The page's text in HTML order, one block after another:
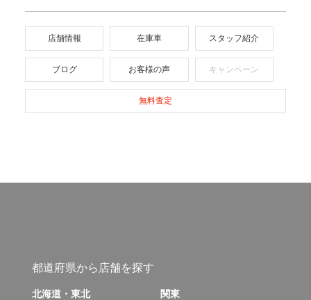
店舗情報 在庫車 スタッフ紹介
ブログ お客様の声 キャンペーン
無料査定
都道府県から店舗を探す
北海道・東北 関東